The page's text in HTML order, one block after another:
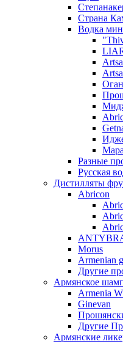
Страна
Водка
Разные
Русская
Дистилляты
Abricon
Morus
Armenian
Другие
Армянское
Armenia
Ginevan
Другие
Армянские